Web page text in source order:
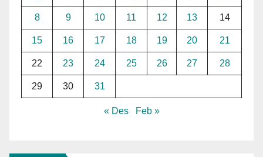
8 9 10 11 12 13 14
15 16 17 18 19 20 21
22 23 24 25 26 27 28
29 30 31
« Des Feb »